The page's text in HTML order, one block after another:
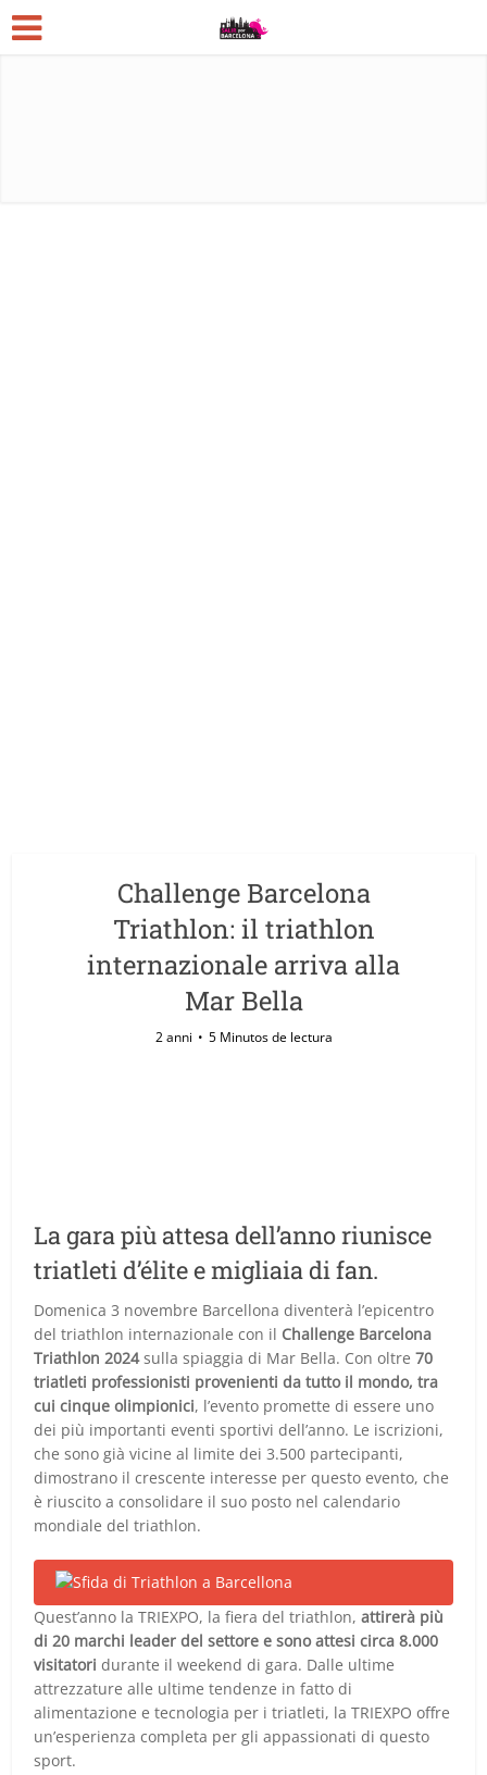
Challenge Barcelona
Triathlon: il triathlon
internazionale arriva alla
Mar Bella
2 anni 5 Minutos de lectura
La gara più attesa dell’anno riunisce
triatleti d’élite e migliaia di fan.
Domenica 3 novembre Barcellona diventerà l’epicentro
del triathlon internazionale con il Challenge Barcelona
Triathlon 2024sulla spiaggia di Mar Bella. Con oltre70
triatleti professionisti provenienti da tutto il mondo, tra
cui cinque olimpionici, l’evento promette di essere uno
dei più importanti eventi sportivi dell’anno. Le iscrizioni,
che sono già vicine al limite dei 3.500 partecipanti,
dimostrano il crescente interesse per questo evento, che
è riuscito a consolidare il suo posto nel calendario
mondiale del triathlon.
Quest’anno la TRIEXPO, la fiera del triathlon,attirerà più
di 20 marchi leader del settore e sono attesi circa 8.000
visitatori durante il weekend di gara. Dalle ultime
attrezzature alle ultime tendenze in fatto di
alimentazione e tecnologia per i triatleti, la TRIEXPO offre
un’esperienza completa per gli appassionati di questo
sport.